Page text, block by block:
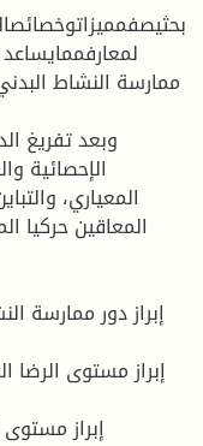
لمعارفممايساعد
ممارسة النشاط
وبعد تفريغ
الإحصائية
المعياري،
المعاقين حركيا